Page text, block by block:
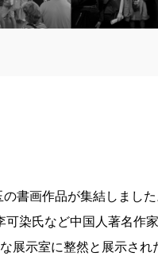
書画作品が集結しまし
染氏など中国人著名作
展示室に整然と展示さ